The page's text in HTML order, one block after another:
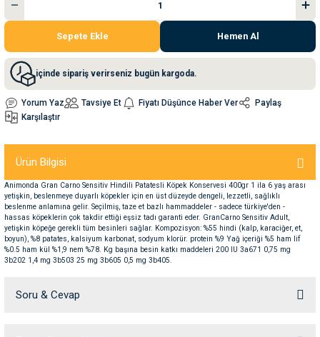
Su Kabları
Sepete Ekle Hemen Al
içinde sipariş verirseniz bugün kargoda.
Yorum Yaz Tavsiye Et Fiyatı Düşünce Haber Ver
Paylaş
Karşılaştır
Ürün Bilgisi
Animonda Gran Carno Sensitiv Hindili Patatesli Köpek Konservesi 400gr 1 ila 6 yaş arası
yetişkin, beslenmeye duyarlı köpekler için en üst düzeyde dengeli, lezzetli, sağlıklı
beslenme anlamına gelir. Seçilmiş, taze et bazlı hammaddeler - sadece türkiye'den -
hassas köpeklerin çok takdir ettiği eşsiz tadı garanti eder. GranCarno Sensitiv Adult,
yetişkin köpeğe gerekli tüm besinleri sağlar. Kompozisyon: %55 hindi (kalp, karaciğer, et,
boyun), %8 patates, kalsiyum karbonat, sodyum klorür. protein %9 Yağ içeriği %5 ham lif
%0.5 ham kül %1,9 nem %78. Kg başına besin katkı maddeleri 200 IU 3a671 0,75 mg
3b202 1,4 mg 3b503 25 mg 3b605 0,5 mg 3b405.
Soru & Cevap